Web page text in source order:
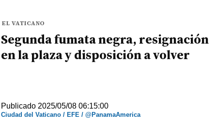
EL VATICANO
Segunda fumata negra, resignación
en la plaza y disposición a volver
Publicado 2025/05/08 06:15:00
Ciudad del Vaticano / EFE / @PanamaAmerica